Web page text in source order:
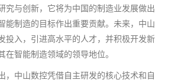
究与创新，它将为中国的制造业发展做出
能制造的目标作出重要贡献。未来，中山
投入，引进高水平的人才，并积极开发新
在智能制造领域的领导地位。
，中山数控凭借自主研发的核心技术和自